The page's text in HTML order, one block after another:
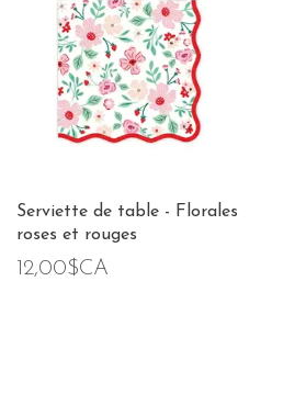
Serviette de table - Florales
roses et rouges
12,00$CA